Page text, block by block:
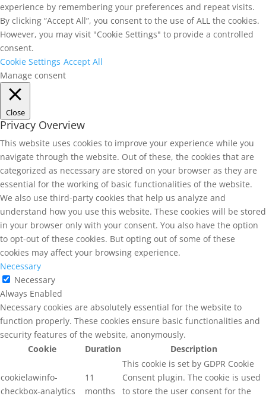
experience by remembering your preferences and repeat visits.
By clicking “Accept All”, you consent to the use of ALL the cookies.
However, you may visit "Cookie Settings" to provide a controlled
consent.
Cookie Settings Accept All
Manage consent
Close
Privacy Overview
This website uses cookies to improve your experience while you
navigate through the website. Out of these, the cookies that are
categorized as necessary are stored on your browser as they are
essential for the working of basic functionalities of the website.
We also use third-party cookies that help us analyze and
understand how you use this website. These cookies will be stored
in your browser only with your consent. You also have the option
to opt-out of these cookies. But opting out of some of these
cookies may affect your browsing experience.
Necessary
Necessary
Always Enabled
Necessary cookies are absolutely essential for the website to
function properly. These cookies ensure basic functionalities and
security features of the website, anonymously.
Cookie
Duration Description
cookielawinfo-
checkbox-analytics
11
months
This cookie is set by GDPR Cookie
Consent plugin. The cookie is used
to store the user consent for the